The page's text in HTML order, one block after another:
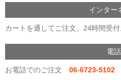
インター
カートを通してご注文。24時間受付
電話
お電話でのご注文 06-6723-5102